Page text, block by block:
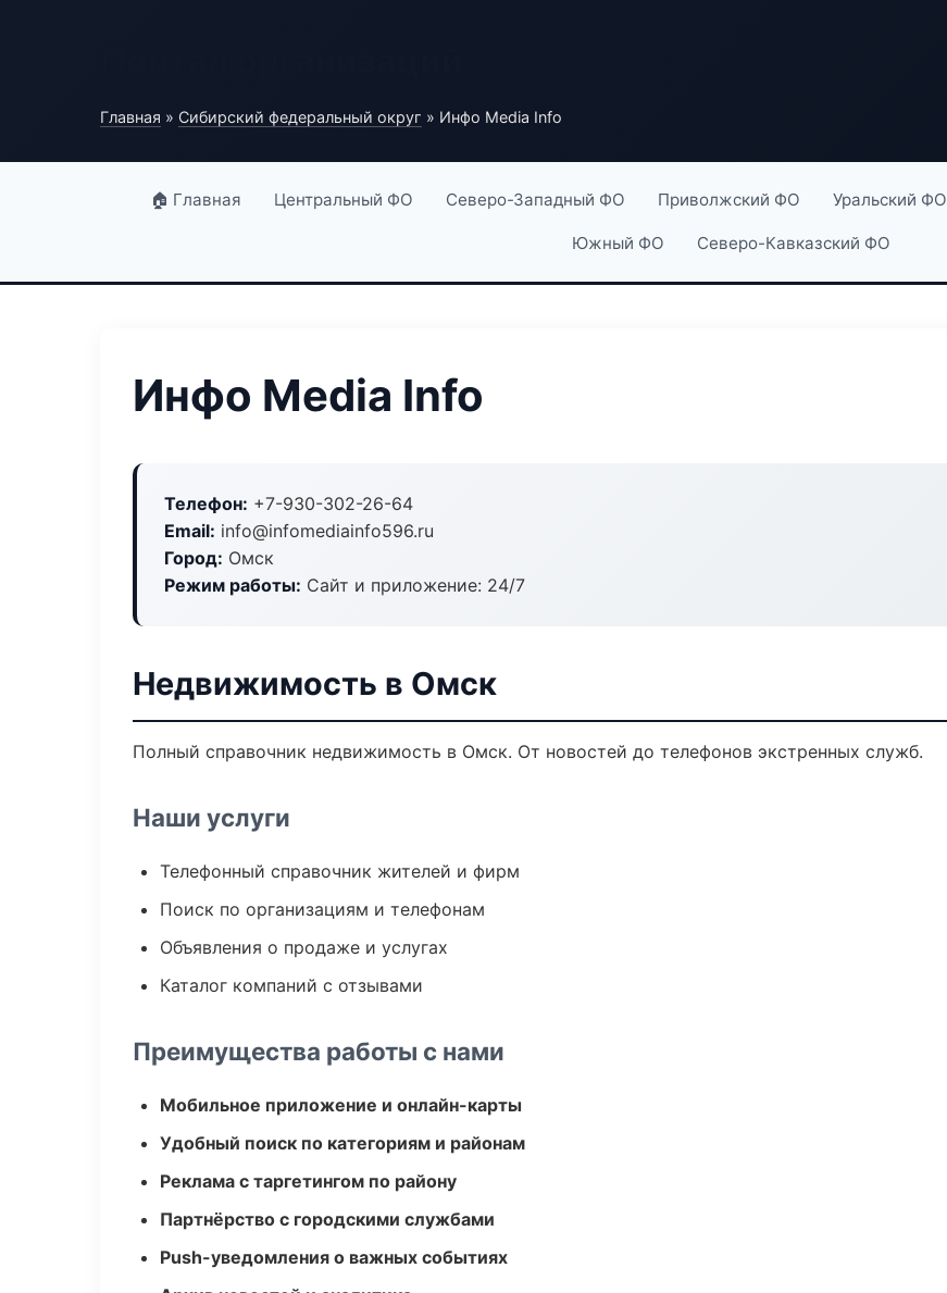
Главная » Сибирский федеральный округ » Инфо Media Info
🏠 Главная Центральный ФО Северо-Западный ФО Приволжский ФО Уральский ФО
Южный ФО Северо-Кавказский ФО
Инфо Media Info
Телефон: +7-930-302-26-64
Email: info@infomediainfo596.ru
Город: Омск
Режим работы: Сайт и приложение: 24/7
Недвижимость в Омск
Полный справочник недвижимость в Омск. От новостей до телефонов экстренных служб.
Наши услуги
Телефонный справочник жителей и фирм
Поиск по организациям и телефонам
Объявления о продаже и услугах
Каталог компаний с отзывами
Преимущества работы с нами
Мобильное приложение и онлайн-карты
Удобный поиск по категориям и районам
Реклама с таргетингом по району
Партнёрство с городскими службами
Push-уведомления о важных событиях